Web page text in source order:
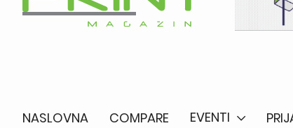
NASLOVNA COMPARE EVENTI